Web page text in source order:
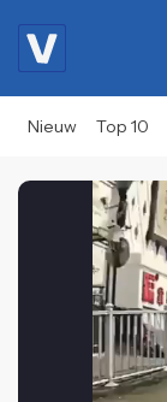
Nieuw Top 10